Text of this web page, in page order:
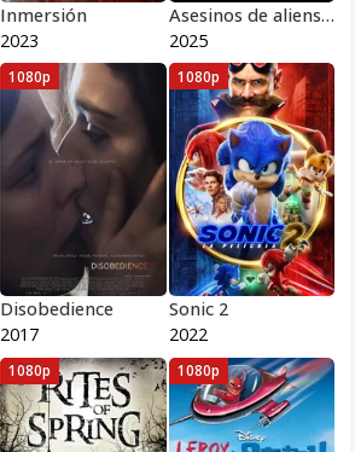
Inmersión
2023
Asesinos de aliens del espacio sideral 2025
2025
Disobedience
2017
1080p
Sonic 2
2022
1080p
1080p 1080p